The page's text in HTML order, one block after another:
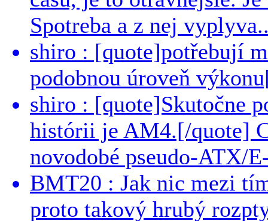
Spotreba a z nej
shiro : [quote]potřebují
podobnou úroveň
shiro : [quote]Skutočne
histórii je AM4.[/quote]
novodobé pseudo-ATX/
BMT20 : Jak nic mezi
proto takový hrubý